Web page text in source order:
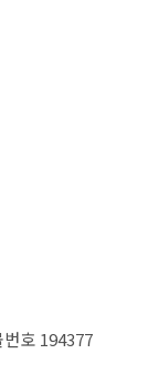
호 194377